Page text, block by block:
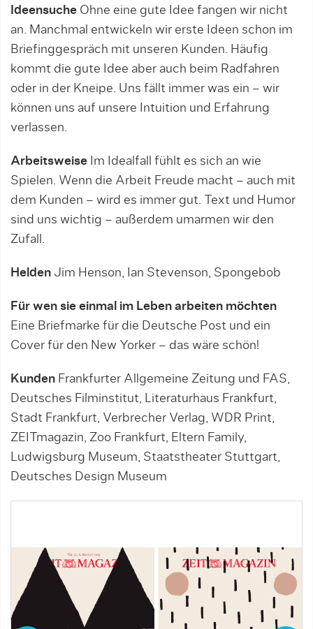
Ideensuche Ohne eine gute Idee fangen wir nicht
an. Manchmal entwickeln wir erste Ideen schon im
Briefinggespräch mit unseren Kunden. Häufig
kommt die gute Idee aber auch beim Radfahren
oder in der Kneipe. Uns fällt immer was ein – wir
können uns auf unsere Intuition und Erfahrung
verlassen.
Arbeitsweise Im Idealfall fühlt es sich an wie
Spielen. Wenn die Arbeit Freude macht – auch mit
dem Kunden – wird es immer gut. Text und Humor
sind uns wichtig – außerdem umarmen wir den
Zufall.
Helden Jim Henson, Ian Stevenson, Spongebob
Für wen sie einmal im Leben arbeiten möchten
Eine Briefmarke für die Deutsche Post und ein
Cover für den New Yorker – das wäre schön!
Kunden Frankfurter Allgemeine Zeitung und FAS,
Deutsches Filminstitut, Literaturhaus Frankfurt,
Stadt Frankfurt, Verbrecher Verlag, WDR Print,
ZEITmagazin, Zoo Frankfurt, Eltern Family,
Ludwigsburg Museum, Staatstheater Stuttgart,
Deutsches Design Museum